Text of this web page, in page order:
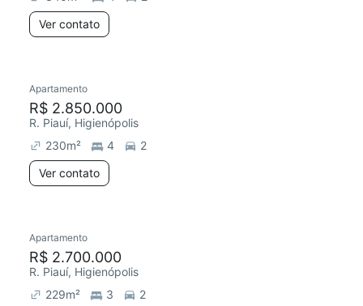
Ver contato
Apartamento
R$ 2.850.000
R. Piauí, Higienópolis
230m² 4
2
Ver contato
Apartamento
R$ 2.700.000
R. Piauí, Higienópolis
229m² 3
2